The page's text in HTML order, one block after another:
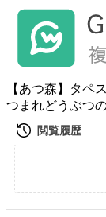
【あつ森】タペ
つまれどうぶつの